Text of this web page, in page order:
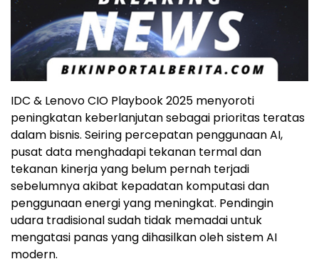
IDC & Lenovo CIO Playbook 2025 menyoroti
peningkatan keberlanjutan sebagai prioritas teratas
dalam bisnis. Seiring percepatan penggunaan AI,
pusat data menghadapi tekanan termal dan
tekanan kinerja yang belum pernah terjadi
sebelumnya akibat kepadatan komputasi dan
penggunaan energi yang meningkat. Pendingin
udara tradisional sudah tidak memadai untuk
mengatasi panas yang dihasilkan oleh sistem AI
modern.